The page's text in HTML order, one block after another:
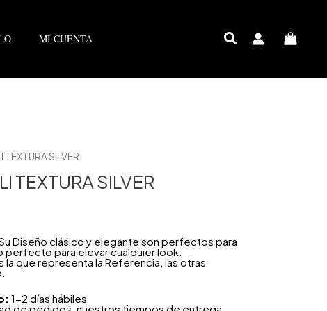
MI CUENTA
TEXTURA SILVER
TEXTURA SILVER
Diseño clásico y elegante son perfectos para
perfecto para elevar cualquier look.
la que representa la Referencia, las otras
1-2 días hábiles